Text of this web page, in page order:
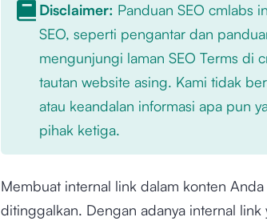
Disclaimer: Panduan SEO cmlabs
SEO, seperti pengantar dan
mengunjungi laman SEO Terms di
tautan website asing. Kami tidak
atau keandalan informasi apa pun
pihak ketiga.
Membuat internal link dalam konten
ditinggalkan. Dengan adanya internal